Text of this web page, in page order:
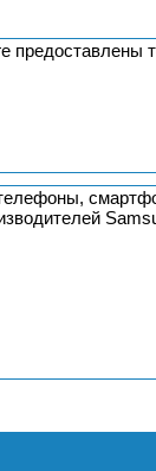
предоставлены